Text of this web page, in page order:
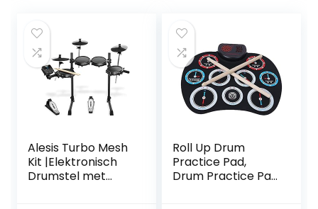
Alesis Turbo Mesh
Kit |Elektronisch
Drumstel met
Roll Up Drum
Practice Pad,
Drum Practice Pad